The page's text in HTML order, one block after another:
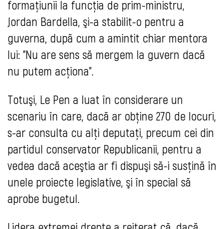
formaţiunii la funcţia de prim-ministru,
Jordan Bardella, şi-a stabilit-o pentru a
guverna, după cum a amintit chiar mentora
lui: "Nu are sens să mergem la guvern dacă
nu putem acţiona".
Totuşi, Le Pen a luat în considerare un
scenariu în care, dacă ar obţine 270 de locuri,
s-ar consulta cu alţi deputaţi, precum cei din
partidul conservator Republicanii, pentru a
vedea dacă aceştia ar fi dispuşi să-i susţină în
unele proiecte legislative, şi în special să
aprobe bugetul.